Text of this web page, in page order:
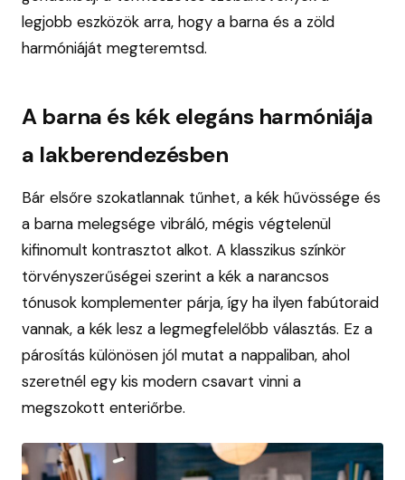
legjobb eszközök arra, hogy a barna és a zöld
harmóniáját megteremtsd.
A barna és kék elegáns harmóniája
a lakberendezésben
Bár elsőre szokatlannak tűnhet, a kék hűvössége és
a barna melegsége vibráló, mégis végtelenül
kifinomult kontrasztot alkot. A klasszikus színkör
törvényszerűségei szerint a kék a narancsos
tónusok komplementer párja, így ha ilyen fabútoraid
vannak, a kék lesz a legmegfelelőbb választás. Ez a
párosítás különösen jól mutat a nappaliban, ahol
szeretnél egy kis modern csavart vinni a
megszokott enteriőrbe.